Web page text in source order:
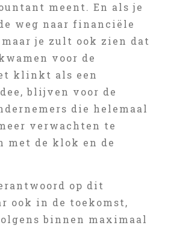
meent. En als je
weg naar financiële
je zult ook zien dat
voor de
klinkt als een
blijven voor de
die helemaal
verwachten te
met de klok en de
op dit
ook in de toekomst,
binnen maximaal